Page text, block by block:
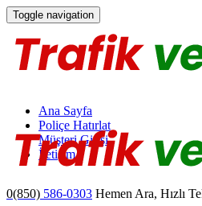
Toggle navigation
Ana Sayfa
Poliçe Hatırlat
Müşteri Girişi
İletişim
0(850) 586-0303 Hemen Ara, Hızlı